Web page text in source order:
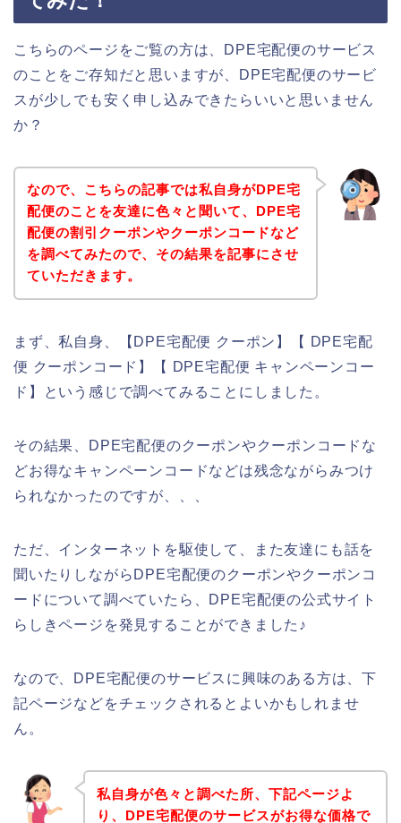
こちらのページをご覧の方は、DPE宅配便のサービス
のことをご存知だと思いますが、DPE宅配便のサービ
スが少しでも安く申し込みできたらいいと思いません
か？
なので、こちらの記事では私自身がDPE宅
配便のことを友達に色々と聞いて、DPE宅
配便の割引クーポンやクーポンコードなど
を調べてみたので、その結果を記事にさせ
ていただきます。
まず、私自身、【DPE宅配便 クーポン】【 DPE宅配
便 クーポンコード】【 DPE宅配便 キャンペーンコー
ド】という感じで調べてみることにしました。
その結果、DPE宅配便のクーポンやクーポンコードな
どお得なキャンペーンコードなどは残念ながらみつけ
られなかったのですが、、、
ただ、インターネットを駆使して、また友達にも話を
聞いたりしながらDPE宅配便のクーポンやクーポンコ
ードについて調べていたら、DPE宅配便の公式サイト
らしきページを発見することができました♪
なので、DPE宅配便のサービスに興味のある方は、下
記ページなどをチェックされるとよいかもしれませ
ん。
私自身が色々と調べた所、下記ページよ
り、DPE宅配便のサービスがお得な価格で